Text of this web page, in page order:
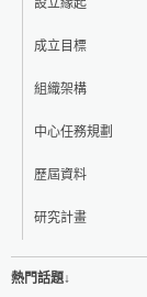
設立緣起
成立目標
組織架構
中心任務規劃
歷屆資料
研究計畫
熱門話題↓